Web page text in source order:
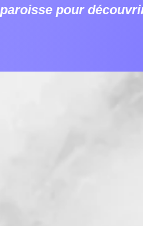
pour